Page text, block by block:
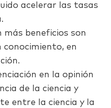
acelerar las tasas
más beneficios son
conocimiento, en
en la opinión
de la ciencia y
entre la ciencia y la